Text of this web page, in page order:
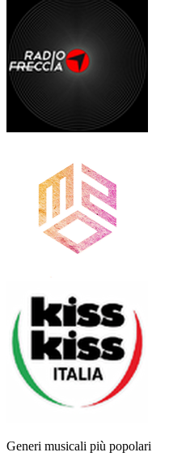
Generi musicali più popolari